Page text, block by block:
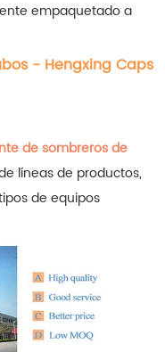
empaquetado a
- Hengxing Caps
de sombreros de
líneas de productos,
de equipos